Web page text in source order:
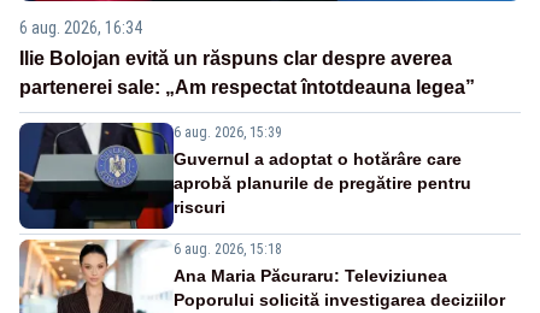
6 aug. 2026, 16:34
Ilie Bolojan evită un răspuns clar despre averea
partenerei sale: „Am respectat întotdeauna legea”
6 aug. 2026, 15:39
Guvernul a adoptat o hotărâre care
aprobă planurile de pregătire pentru
riscuri
6 aug. 2026, 15:18
Ana Maria Păcuraru: Televiziunea
Poporului solicită investigarea deciziilor